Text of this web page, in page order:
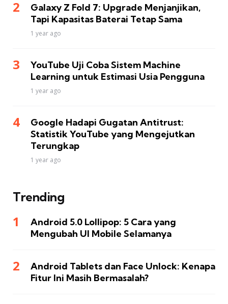
Galaxy Z Fold 7: Upgrade Menjanjikan,
Tapi Kapasitas Baterai Tetap Sama
1 year ago
YouTube Uji Coba Sistem Machine
Learning untuk Estimasi Usia Pengguna
1 year ago
Google Hadapi Gugatan Antitrust:
Statistik YouTube yang Mengejutkan
Terungkap
1 year ago
Trending
Android 5.0 Lollipop: 5 Cara yang
Mengubah UI Mobile Selamanya
Android Tablets dan Face Unlock: Kenapa
Fitur Ini Masih Bermasalah?